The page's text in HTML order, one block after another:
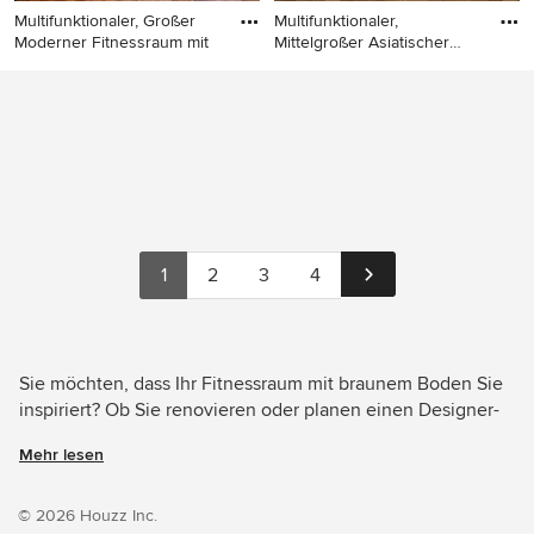
Multifunktionaler, Großer
Moderner Fitnessraum mit
Multifunktionaler,
Mittelgroßer Asiatischer
1 2 3 4
Sie möchten, dass Ihr Fitnessraum mit braunem Boden Sie
inspiriert? Ob Sie renovieren oder planen einen Designer-
94 Bilder der besten Designer, Inneneinrichter und
ョンスタジオKULABO und ESPACE D'ENVIE / Décoration
Mehr lesen
© 2026 Houzz Inc.